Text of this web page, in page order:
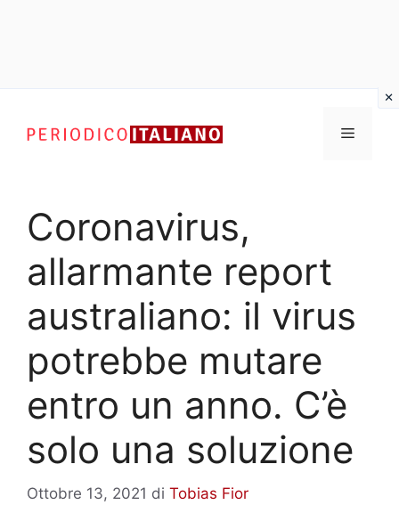
contenuto
Menu
Coronavirus,
allarmante report
australiano: il virus
potrebbe mutare
entro un anno. C’è
solo una soluzione
Ottobre 13, 2021 di Tobias Fior